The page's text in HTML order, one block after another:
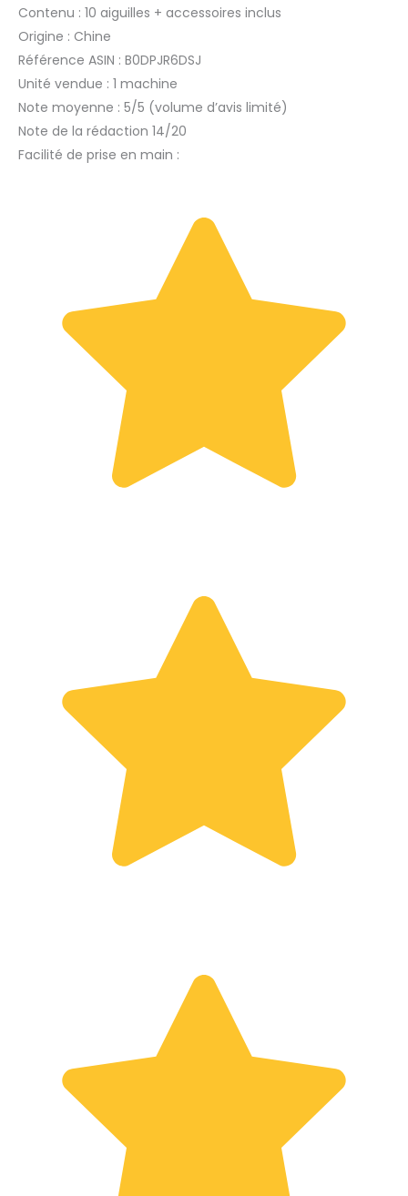
Contenu : 10 aiguilles + accessoires inclus
Origine : Chine
Référence ASIN : B0DPJR6DSJ
Unité vendue : 1 machine
Note moyenne : 5/5 (volume d’avis limité)
Note de la rédaction 14/20
Facilité de prise en main :